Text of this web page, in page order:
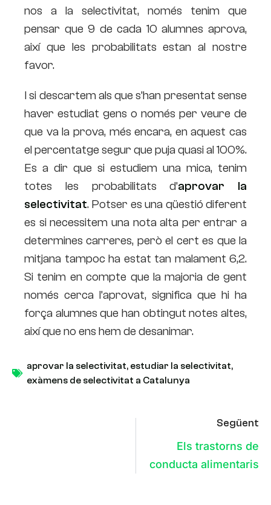
nos a la selectivitat, només tenim que
pensar que 9 de cada 10 alumnes aprova,
així que les probabilitats estan al nostre
favor.
I si descartem als que s’han presentat sense
haver estudiat gens o només per veure de
que va la prova, més encara, en aquest cas
el percentatge segur que puja quasi al 100%.
Es a dir que si estudiem una mica, tenim
totes les probabilitats d’aprovar la
selectivitat. Potser es una qüestió diferent
es si necessitem una nota alta per entrar a
determines carreres, però el cert es que la
mitjana tampoc ha estat tan malament 6,2.
Si tenim en compte que la majoria de gent
només cerca l’aprovat, significa que hi ha
força alumnes que han obtingut notes altes,
així que no ens hem de desanimar.
aprovar la selectivitat, estudiar la selectivitat,
exàmens de selectivitat a Catalunya
Següent
Els trastorns de
conducta alimentaris